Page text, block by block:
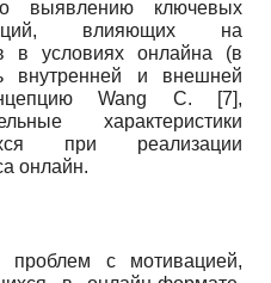
ключевых
влияющих на
в условиях онлайна (в
внутренней и внешней
Wang C. [7],
характеристики
при реализации
онлайн.
проблем с мотивацией,